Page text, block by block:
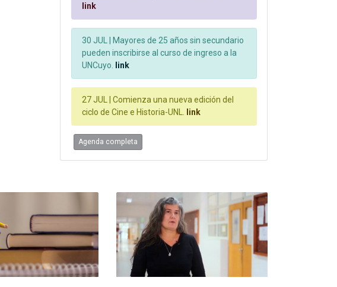
link
30 JUL |
Mayores de 25 años sin secundario
pueden inscribirse al curso de ingreso a la
UNCuyo.
link
27 JUL |
Comienza una nueva edición del
ciclo de Cine e Historia-UNL.
link
Agenda completa